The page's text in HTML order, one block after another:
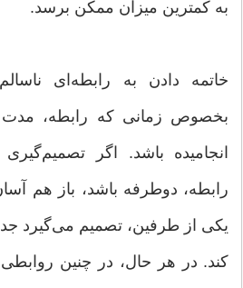
به کمترین میزان ممکن برسد.
خاتمه دادن به رابطه‌ای
بخصوص زمانی که رابطه،
انجامیده باشد. اگر
رابطه، دوطرفه باشد، باز هم
یکی از طرفین، تصمیم می‌گیرد
کند. در هر حال، در چنین